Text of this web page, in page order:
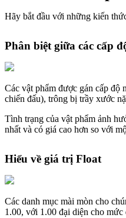
Hãy bắt đầu với những kiến
Phân biệt giữa các cấp
Các vật phẩm được gán cấp độ
chiến đấu), trông bị trầy xước
Tình trạng của vật phẩm ảnh
nhất và có giá cao hơn so với
Hiểu về giá trị Float
Các danh mục mài mòn cho
1.00, với 1.00 đại diện cho mức